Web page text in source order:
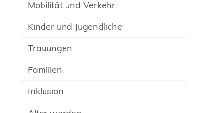
Mobilität und Verkehr
Kinder und Jugendliche
Trauungen
Familien
Inklusion